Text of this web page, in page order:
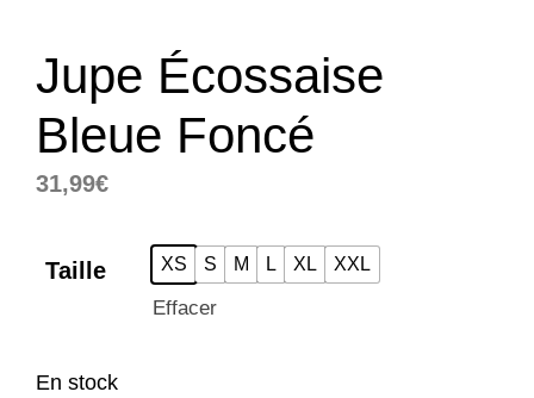
Jupe Écossaise
Bleue Foncé
31,99€
Taille XS S M L XL XXL
Effacer
En stock